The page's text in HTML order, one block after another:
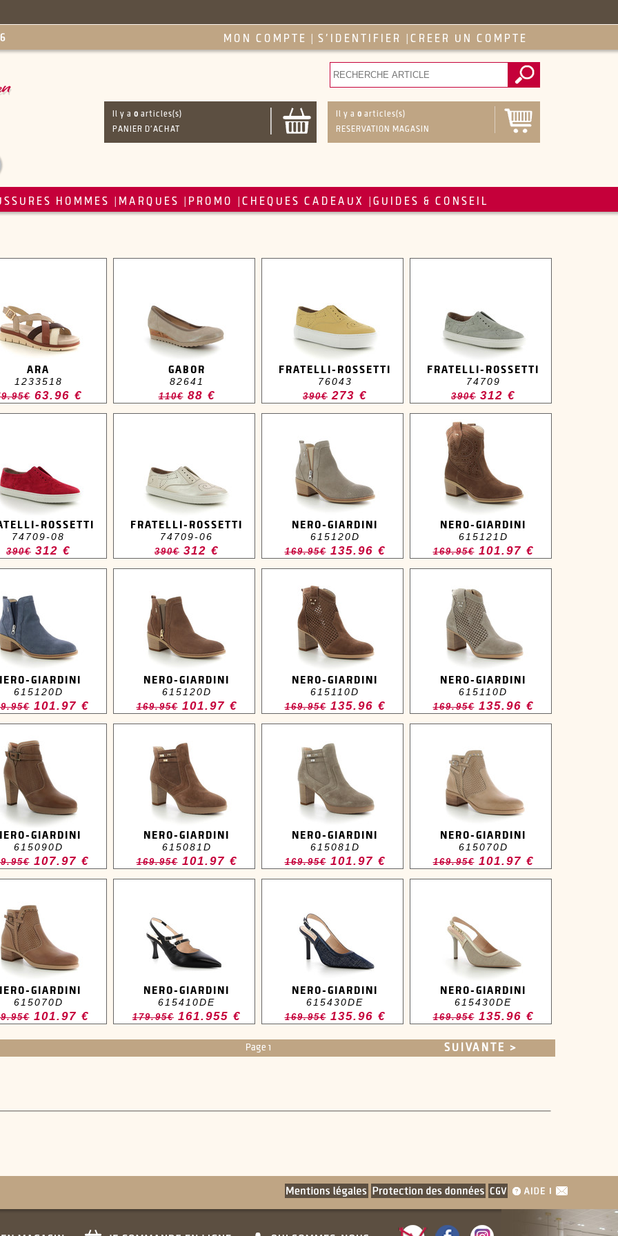
MON COMPTE S'IDENTIFIER CREER UN COMPTE
Il y a 0 articles(s)
PANIER D'ACHAT
Il y a 0 articles(s)
RESERVATION MAGASIN
HOMMES MARQUES PROMO CHEQUES CADEAUX GUIDES & CONSEIL
ARA
1233518
63.96 €
GABOR
82641
110€ 88 €
FRATELLI-ROSSETTI
76043
390€ 273 €
FRATELLI-ROSSETTI
74709
390€ 312 €
ROSSETTI
74709-08
390€ 312 €
FRATELLI-ROSSETTI
74709-06
390€ 312 €
NERO-GIARDINI
615120D
169.95€ 135.96 €
NERO-GIARDINI
615121D
169.95€ 101.97 €
GIARDINI
615120D
101.97 €
NERO-GIARDINI
615120D
169.95€ 101.97 €
NERO-GIARDINI
615110D
169.95€ 135.96 €
NERO-GIARDINI
615110D
169.95€ 135.96 €
GIARDINI
615090D
107.97 €
NERO-GIARDINI
615081D
169.95€ 101.97 €
NERO-GIARDINI
615081D
169.95€ 101.97 €
NERO-GIARDINI
615070D
169.95€ 101.97 €
GIARDINI
615070D
101.97 €
NERO-GIARDINI
615410DE
179.95€ 161.955 €
NERO-GIARDINI
615430DE
169.95€ 135.96 €
NERO-GIARDINI
615430DE
169.95€ 135.96 €
Page 1 SUIVANTE >